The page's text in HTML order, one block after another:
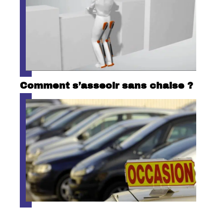
Comment s’asseoir sans chaise ?